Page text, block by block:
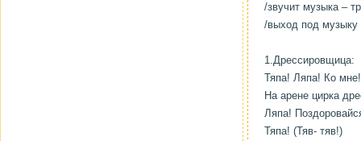
/звучит музыка –
/выход под музыку
1.Дрессировщица:
Тяпа! Ляпа! Ко мне!
На арене цирка
Ляпа!
Тяпа! (Тяв- тяв!)